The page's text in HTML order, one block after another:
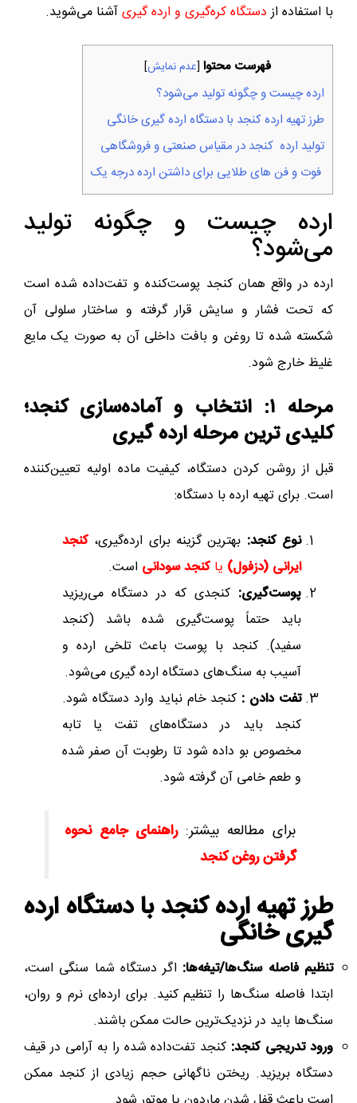
با استفاده ازدستگاه‌ کره‎‌گیری و ارده گیری آشنا می‌شوید.
فهرست محتوا [عدم نمایش]
ارده چیست و چگونه تولید می‌شود؟
طرز تهیه ارده کنجد با دستگاه ارده‌ گیری خانگی
تولید ارده کنجد در مقیاس صنعتی و فروشگاهی
فوت و فن‌ های طلایی برای داشتن ارده درجه یک
ارده چیست و چگونه تولید
می‌شود؟
ارده در واقع همان کنجد پوست‌کنده و تفت‌داده شده است
که تحت فشار و سایش قرار گرفته و ساختار سلولی آن
شکسته شده تا روغن و بافت داخلی آن به صورت یک مایع
غلیظ خارج شود.
مرحله ۱: انتخاب و آماده‌سازی کنجد؛
کلیدی ترین مرحله ارده گیری
قبل از روشن کردن دستگاه، کیفیت ماده اولیه تعیین‌کننده
است. برای تهیه ارده با دستگاه:
نوع کنجد: بهترین گزینه برای ارده‌گیری،کنجد
ایرانی (دزفول) یاکنجد سودانی است.
پوست‌گیری: کنجدی که در دستگاه می‌ریزید
باید حتماً پوست‌گیری شده باشد (کنجد
سفید). کنجد با پوست باعث تلخی ارده و
آسیب به سنگ‌های دستگاه ارده گیری می‌شود.
تفت دادن : کنجد خام نباید وارد دستگاه شود.
کنجد باید در دستگاه‌های تفت یا تابه
مخصوص بو داده شود تا رطوبت آن صفر شده
و طعم خامی آن گرفته شود.
برای مطالعه بیشتر:راهنمای جامع نحوه
گرفتن روغن کنجد
طرز تهیه ارده کنجد با دستگاه ارده‌
گیری خانگی
تنظیم فاصله سنگ‌ها/تیغه‌ها: اگر دستگاه شما سنگی است،
ابتدا فاصله سنگ‌ها را تنظیم کنید. برای ارده‌ای نرم و روان،
سنگ‌ها باید در نزدیک‌ترین حالت ممکن باشند.
ورود تدریجی کنجد: کنجد تفت‌داده شده را به آرامی در قیف
دستگاه بریزید. ریختن ناگهانی حجم زیادی از کنجد ممکن